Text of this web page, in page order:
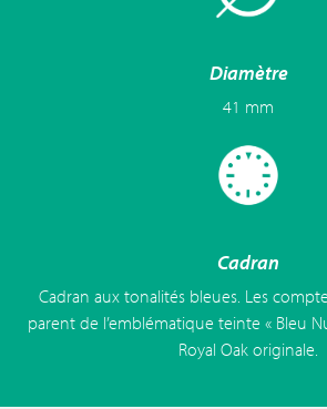
Diamètre
41 mm
Cadran
Cadran aux tonalités bleues. Les
parent de l’emblématique teinte « Bleu
Royal Oak originale.